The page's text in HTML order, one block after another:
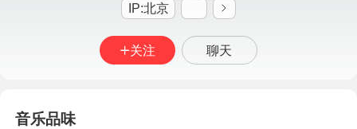
IP:北京
关注 聊天
音乐品味